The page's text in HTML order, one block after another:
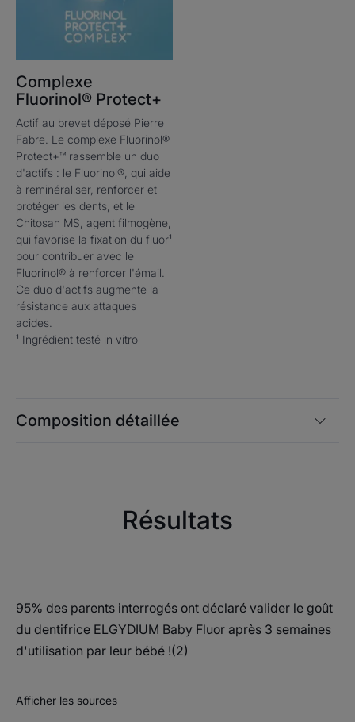
Composition détaillée
Complexe
Fluorinol® Protect+
Actif au brevet déposé Pierre
Fabre. Le complexe Fluorinol®
Protect+™ rassemble un duo
d'actifs : le Fluorinol®, qui aide
à reminéraliser, renforcer et
protéger les dents, et le
Chitosan MS, agent filmogène,
qui favorise la fixation du fluor¹
pour contribuer avec le
Fluorinol® à renforcer l'émail.
Ce duo d'actifs augmente la
résistance aux attaques
acides.
¹ Ingrédient testé in vitro
Résultats
95% des parents interrogés ont déclaré valider le goût
du dentifrice ELGYDIUM Baby Fluor après 3 semaines
d'utilisation par leur bébé !(2)
Afficher les sources